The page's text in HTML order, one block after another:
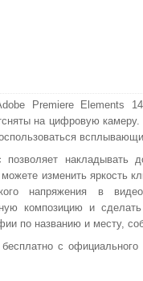
Premiere Elements
на цифровую
позволяет накладывать
изменить яркость
напряжения в
композицию и
по названию и месту,
с официального